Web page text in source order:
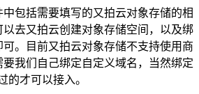
包括需要填写的又拍云对象存储的相
去又拍云创建对象存储空间，以及绑
。目前又拍云对象存储不支持使用商
我们自己绑定自定义域名，当然绑定
的才可以接入。